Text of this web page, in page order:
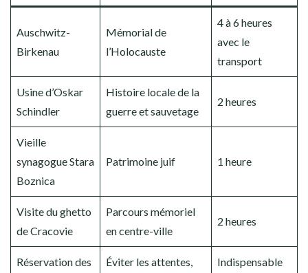
Auschwitz-
Birkenau
Mémorial de
l’Holocauste
4 à 6 heures
avec le
transport
Usine d’Oskar
Schindler
Histoire locale de la
guerre et sauvetage
2 heures
Vieille
synagogue Stara
Boznica
Patrimoine juif 1 heure
Visite du ghetto
de Cracovie
Parcours mémoriel
en centre-ville
2 heures
Réservation des
Éviter les attentes,
Indispensable